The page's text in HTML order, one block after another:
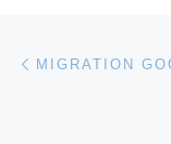
Post
MIGRATION